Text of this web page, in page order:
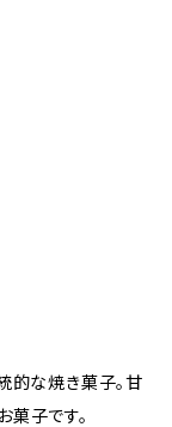
的な焼き菓子。甘
子です。